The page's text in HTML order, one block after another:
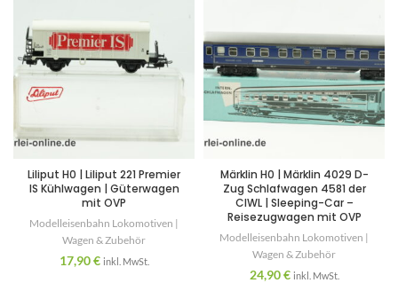
Liliput H0 | Liliput 221 Premier
IS Kühlwagen | Güterwagen
mit OVP
Modelleisenbahn Lokomotiven |
Wagen & Zubehör
17,90€ inkl. MwSt.
Märklin H0 | Märklin 4029 D-
Zug Schlafwagen 4581 der
CIWL | Sleeping-Car –
Reisezugwagen mit OVP
Modelleisenbahn Lokomotiven |
Wagen & Zubehör
24,90€ inkl. MwSt.